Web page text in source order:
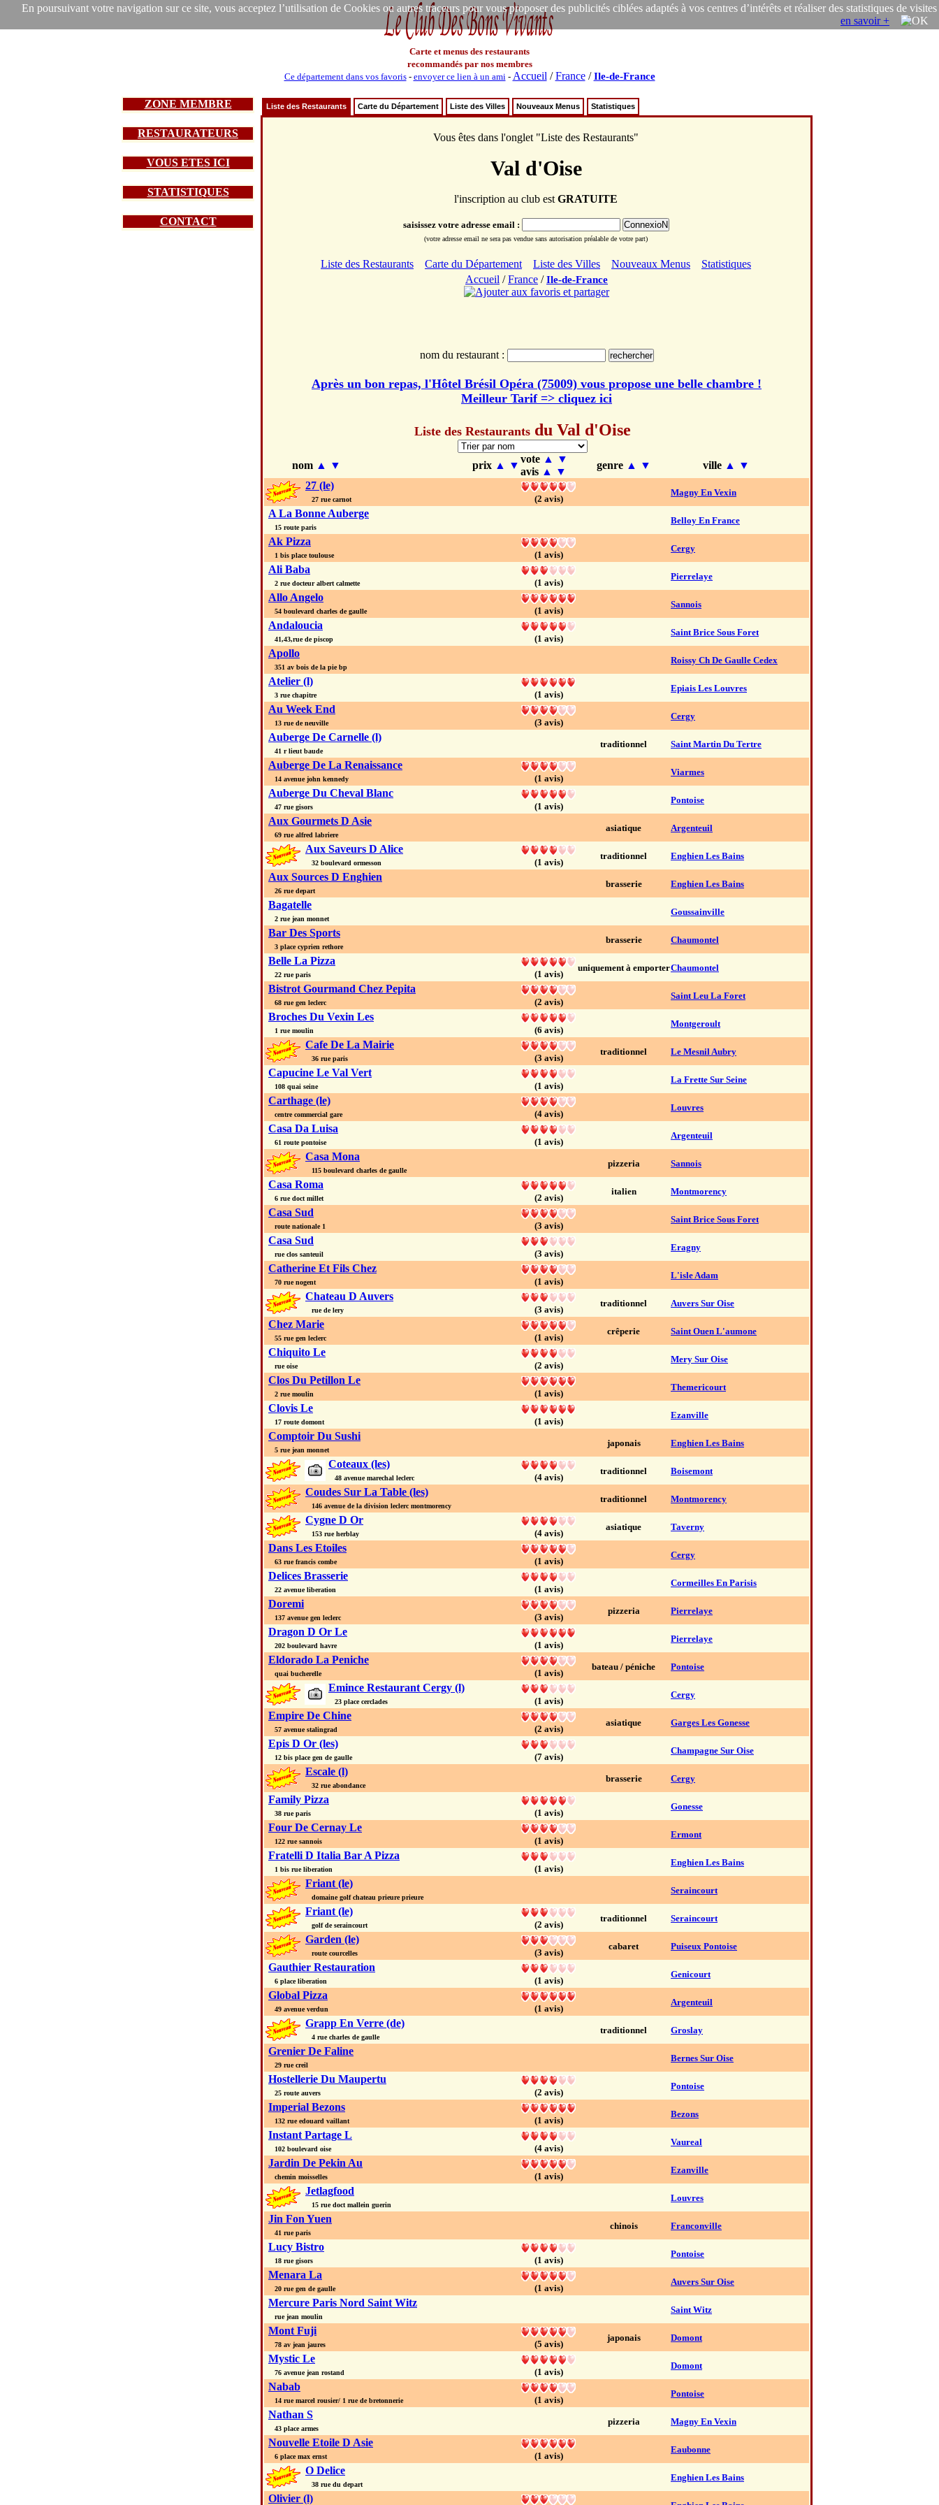
En poursuivant votre navigation sur ce site, vous acceptez l’utilisation de Cookies ou autres traceurs pour vous proposer des publicités ciblées adaptés à vos centres d’intérêts et réaliser des statistiques de visites
en savoir +
Carte et menus des restaurants
recommandés par nos membres
Ce département dans vos favoris- envoyer ce lien à un ami- Accueil /France/Ile-de-France
ZONE MEMBRE
RESTAURATEURS
VOUS ETES ICI
STATISTIQUES
CONTACT
Liste des Restaurants Carte du Département Liste des Villes Nouveaux Menus Statistiques
Vous êtes dans l'onglet "Liste des Restaurants"
Val d'Oise
l'inscription au club est GRATUITE
saisissez votre adresse email :
(votre adresse email ne sera pas vendue sans autorisation préalable de votre part)
Liste des Restaurants Carte du Département Liste des Villes Nouveaux Menus
Statistiques
Accueil /France /Ile-de-France
nom du restaurant :
Après un bon repas, l'Hôtel Brésil Opéra (75009) vous propose une belle chambre !
Meilleur Tarif => cliquez ici
Liste des Restaurants du Val d'Oise
nom ▲ ▼ prix ▲ ▼
vote ▲
▼
avis ▲ ▼
genre ▲ ▼ ville ▲
▼
27 (le)
27 rue carnot (2 avis)
Magny En Vexin
A La Bonne Auberge
15 route paris
Belloy En France
Ak Pizza
1 bis place toulouse (1 avis)
Cergy
Ali Baba
2 rue docteur albert calmette (1 avis)
Pierrelaye
Allo Angelo
54 boulevard charles de gaulle (1 avis)
Sannois
Andaloucia
41,43,rue de piscop (1 avis)
Saint Brice Sous Foret
Apollo
351 av bois de la pie bp
Roissy Ch De Gaulle Cedex
Atelier (l)
3 rue chapitre (1 avis)
Epiais Les Louvres
Au Week End
13 rue de neuville (3 avis)
Cergy
Auberge De Carnelle (l)
41 r lieut baude
traditionnel Saint Martin Du Tertre
Auberge De La Renaissance
14 avenue john kennedy (1 avis)
Viarmes
Auberge Du Cheval Blanc
47 rue gisors (1 avis)
Pontoise
Aux Gourmets D Asie
69 rue alfred labriere
asiatique Argenteuil
Aux Saveurs D Alice
32 boulevard ormesson (1 avis)
traditionnel Enghien Les Bains
Aux Sources D Enghien
26 rue depart
brasserie Enghien Les Bains
Bagatelle
2 rue jean monnet
Goussainville
Bar Des Sports
3 place cyprien rethore
brasserie Chaumontel
Belle La Pizza
22 rue paris (1 avis)
uniquement à emporterChaumontel
Bistrot Gourmand Chez Pepita
68 rue gen leclerc (2 avis)
Saint Leu La Foret
Broches Du Vexin Les
1 rue moulin (6 avis)
Montgeroult
Cafe De La Mairie
36 rue paris (3 avis)
traditionnel Le Mesnil Aubry
Capucine Le Val Vert
108 quai seine (1 avis)
La Frette Sur Seine
Carthage (le)
centre commercial gare (4 avis)
Louvres
Casa Da Luisa
61 route pontoise (1 avis)
Argenteuil
Casa Mona
115 boulevard charles de gaulle
pizzeria Sannois
Casa Roma
6 rue doct millet (2 avis)
italien Montmorency
Casa Sud
route nationale 1 (3 avis)
Saint Brice Sous Foret
Casa Sud
rue clos santeuil (3 avis)
Eragny
Catherine Et Fils Chez
70 rue nogent (1 avis)
L'isle Adam
Chateau D Auvers
rue de lery (3 avis)
traditionnel Auvers Sur Oise
Chez Marie
55 rue gen leclerc (1 avis)
crêperie Saint Ouen L'aumone
Chiquito Le
rue oise (2 avis)
Mery Sur Oise
Clos Du Petillon Le
2 rue moulin (1 avis)
Themericourt
Clovis Le
17 route domont (1 avis)
Ezanville
Comptoir Du Sushi
5 rue jean monnet
japonais Enghien Les Bains
Coteaux (les)
48 avenue marechal leclerc (4 avis)
traditionnel Boisemont
Coudes Sur La Table (les)
146 avenue de la division leclerc montmorency
traditionnel Montmorency
Cygne D Or
153 rue herblay (4 avis)
asiatique Taverny
Dans Les Etoiles
63 rue francis combe (1 avis)
Cergy
Delices Brasserie
22 avenue liberation (1 avis)
Cormeilles En Parisis
Doremi
137 avenue gen leclerc (3 avis)
pizzeria Pierrelaye
Dragon D Or Le
202 boulevard havre (1 avis)
Pierrelaye
Eldorado La Peniche
quai bucherelle (1 avis)
bateau / péniche Pontoise
Emince Restaurant Cergy (l)
23 place cerclades (1 avis)
Cergy
Empire De Chine
57 avenue stalingrad (2 avis)
asiatique Garges Les Gonesse
Epis D Or (les)
12 bis place gen de gaulle (7 avis)
Champagne Sur Oise
Escale (l)
32 rue abondance
brasserie Cergy
Family Pizza
38 rue paris (1 avis)
Gonesse
Four De Cernay Le
122 rue sannois (1 avis)
Ermont
Fratelli D Italia Bar A Pizza
1 bis rue liberation (1 avis)
Enghien Les Bains
Friant (le)
domaine golf chateau prieure prieure
Seraincourt
Friant (le)
golf de seraincourt (2 avis)
traditionnel Seraincourt
Garden (le)
route courcelles (3 avis)
cabaret Puiseux Pontoise
Gauthier Restauration
6 place liberation (1 avis)
Genicourt
Global Pizza
49 avenue verdun (1 avis)
Argenteuil
Grapp En Verre (de)
4 rue charles de gaulle
traditionnel Groslay
Grenier De Faline
29 rue creil
Bernes Sur Oise
Hostellerie Du Maupertu
25 route auvers (2 avis)
Pontoise
Imperial Bezons
132 rue edouard vaillant (1 avis)
Bezons
Instant Partage L
102 boulevard oise (4 avis)
Vaureal
Jardin De Pekin Au
chemin moisselles (1 avis)
Ezanville
Jetlagfood
15 rue doct mallein guerin
Louvres
Jin Fon Yuen
41 rue paris
chinois Franconville
Lucy Bistro
18 rue gisors (1 avis)
Pontoise
Menara La
20 rue gen de gaulle (1 avis)
Auvers Sur Oise
Mercure Paris Nord Saint Witz
rue jean moulin
Saint Witz
Mont Fuji
78 av jean jaures (5 avis)
japonais Domont
Mystic Le
76 avenue jean rostand (1 avis)
Domont
Nabab
14 rue marcel rousier/ 1 rue de bretonnerie (1 avis)
Pontoise
Nathan S
43 place armes
pizzeria Magny En Vexin
Nouvelle Etoile D Asie
6 place max ernst (1 avis)
Eaubonne
O Delice
38 rue du depart
Enghien Les Bains
Olivier (l)